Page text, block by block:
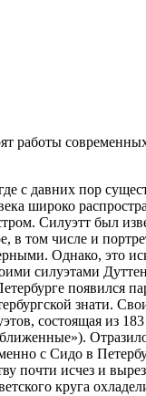
работы
с давних пор
широко
Силуэтт был
в том числе и
Однако, это
силуэтами
появился
знати.
состоящая из
с Сидо в
почти исчез и
круга